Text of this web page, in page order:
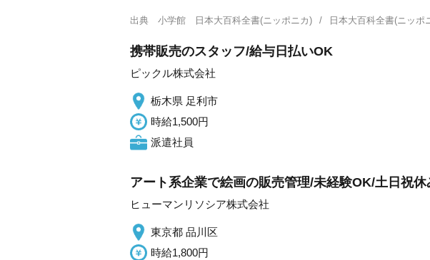
出典 小学館 日本大百科全書(ニッポニカ) 日本大百科全書(ニッ
携帯販売のスタッフ/給与日払いOK
ピックル株式会社
栃木県 足利市
時給1,500円
派遣社員
アート系企業で絵画の販売管理/未経験OK/土日祝
ヒューマンリソシア株式会社
東京都 品川区
時給1,800円